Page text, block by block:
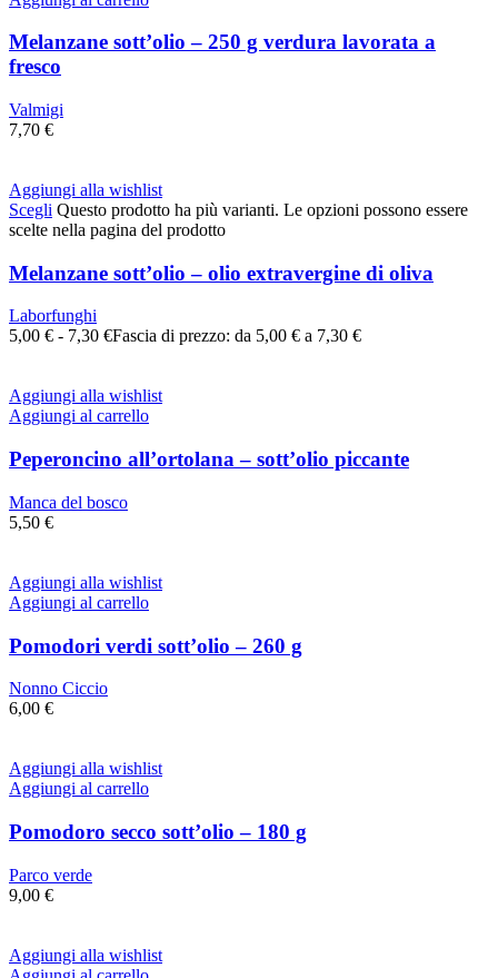
Melanzane sott’olio – 250 g verdura lavorata a
fresco
Valmigi
7,70 €
Aggiungi alla wishlist
Scegli Questo prodotto ha più varianti. Le opzioni possono essere
scelte nella pagina del prodotto
Melanzane sott’olio – olio extravergine di oliva
Laborfunghi
5,00 € - 7,30 €Fascia di prezzo: da 5,00 € a 7,30 €
Aggiungi alla wishlist
Aggiungi al carrello
Peperoncino all’ortolana – sott’olio piccante
Manca del bosco
5,50 €
Aggiungi alla wishlist
Aggiungi al carrello
Pomodori verdi sott’olio – 260 g
Nonno Ciccio
6,00 €
Aggiungi alla wishlist
Aggiungi al carrello
Pomodoro secco sott’olio – 180 g
Parco verde
9,00 €
Aggiungi alla wishlist